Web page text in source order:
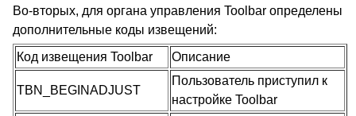
Во-вторых, для органа управления Toolbar определены
дополнительные коды извещений:
Код извещения Toolbar
Описание
TBN_BEGINADJUST
Пользователь приступил к
настройке Toolbar